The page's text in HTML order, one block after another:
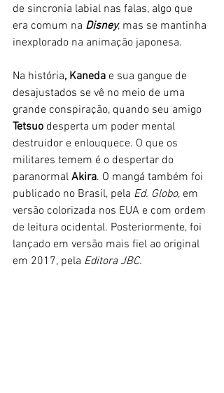
de sincronia labial nas falas, algo que
era comum na Disney, mas se mantinha
inexplorado na animação japonesa.
Na história, Kaneda e sua gangue de
desajustados se vê no meio de uma
grande conspiração, quando seu amigo
Tetsuo desperta um poder mental
destruidor e enlouquece. O que os
militares temem é o despertar do
paranormal Akira. O mangá também foi
publicado no Brasil, pela Ed. Globo, em
versão colorizada nos EUA e com ordem
de leitura ocidental. Posteriormente, foi
lançado em versão mais fiel ao original
em 2017, pela Editora JBC.